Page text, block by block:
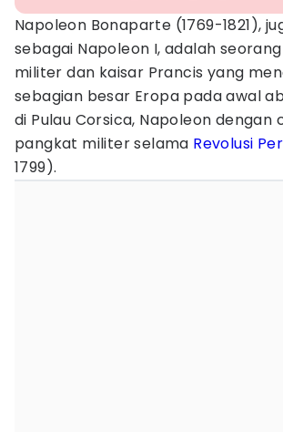
Napoleon Bonaparte (1769-1821),
sebagai Napoleon I, adalah
militer dan kaisar Prancis yang
sebagian besar Eropa pada awal
di Pulau Corsica, Napoleon dengan
pangkat militer selama Revolusi
1799).